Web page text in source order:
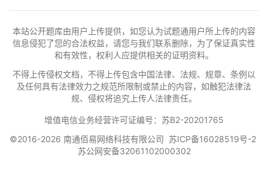
本站公开题库由用户上传提供，如您认为试题通用户所上传的内容
信息侵犯了您的合法权益，请您与我们联系删除，为了保证真实性
和有效性，权利人应提供相关的证明资料。
不得上传侵权文档，不得上传包含中国法律、法规、规章、条例以
及任何具有法律效力之规范所限制或禁止的内容，如触犯法律法
规、侵权将追究上传人法律责任。
增值电信业务经营许可证编号：苏B2-20201765
©2016-2026 南通佰易网络科技有限公司 苏ICP备16028519号-2
苏公网安备32061102000302